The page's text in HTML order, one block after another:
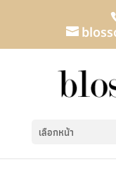
เลือกหน้า